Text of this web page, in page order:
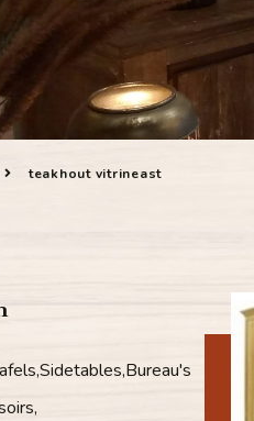
teakhout vitrineast